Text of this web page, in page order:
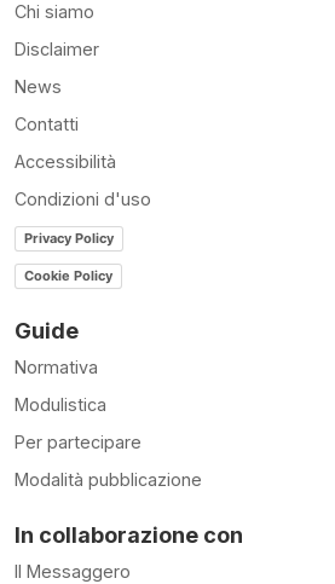
Chi siamo
Disclaimer
News
Contatti
Accessibilità
Condizioni d'uso
Privacy Policy
Cookie Policy
Guide
Normativa
Modulistica
Per partecipare
Modalità pubblicazione
In collaborazione con
Il Messaggero